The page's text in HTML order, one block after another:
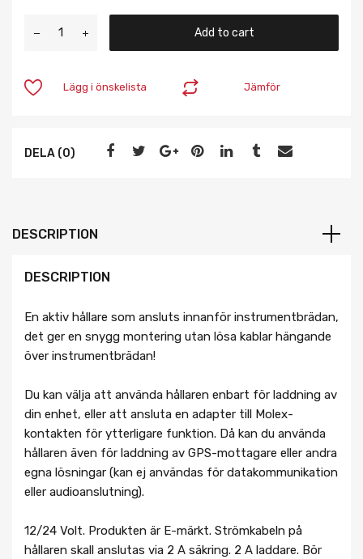
Add to cart
Jämför
Lägg i önskelista
DELA (0)
DESCRIPTION
DESCRIPTION
En aktiv hållare som ansluts innanför instrumentbrädan,
det ger en snygg montering utan lösa kablar hängande
över instrumentbrädan!
Du kan välja att använda hållaren enbart för laddning av
din enhet, eller att ansluta en adapter till Molex-
kontakten för ytterligare funktion. Då kan du använda
hållaren även för laddning av GPS-mottagare eller andra
egna lösningar (kan ej användas för datakommunikation
eller audioanslutning).
12/24 Volt. Produkten är E-märkt. Strömkabeln på
hållaren skall anslutas via 2 A säkring. 2 A laddare. Bör